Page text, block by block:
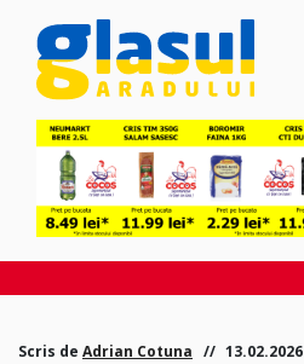
Scris de Adrian Cotuna 13.02.2026